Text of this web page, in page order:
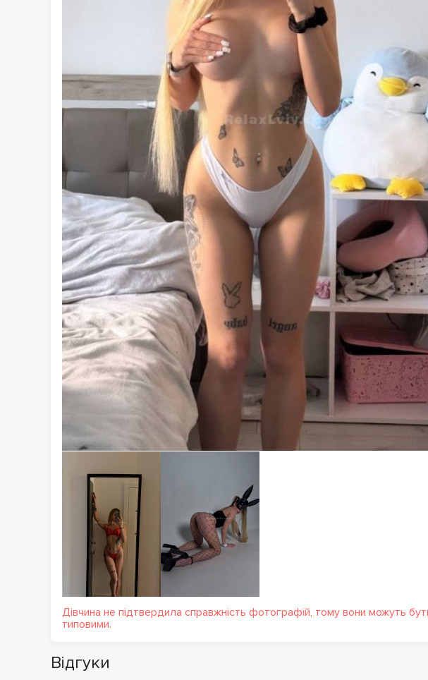
Дівчина не підтвердила справжність фотографій, тому вони можуть
типовими.
Відгуки